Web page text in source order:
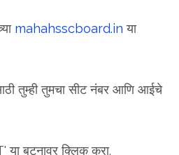
mahahsscboard.in या
तुम्ही तुमचा सीट नंबर आणि आईचे
बटनावर क्लिक करा.